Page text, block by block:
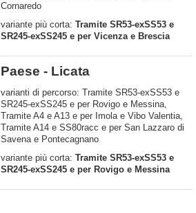
Cornaredo
variante più corta: Tramite SR53-exSS53 e
SR245-exSS245 e per Vicenza e Brescia
Paese - Licata
varianti di percorso: Tramite SR53-exSS53 e
SR245-exSS245 e per Rovigo e Messina,
Tramite A4 e A13 e per Imola e Vibo Valentia,
Tramite A14 e SS80racc e per San Lazzaro di
Savena e Pontecagnano
variante più corta: Tramite SR53-exSS53 e
SR245-exSS245 e per Rovigo e Messina